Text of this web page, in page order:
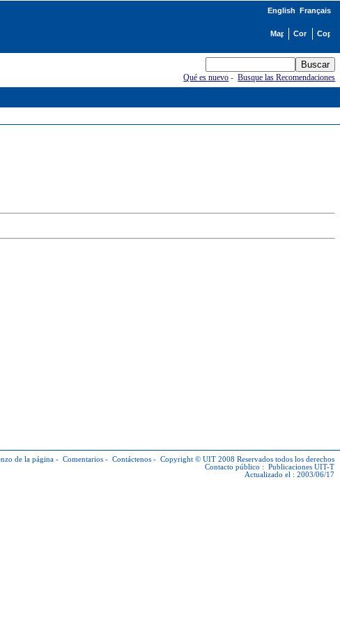
English Français
Qué es nuevo -Busque las Recomendaciones
de la página - Comentarios - Contáctenos - Copyright © UIT 2008 Reservados todos los derechos
Contacto público : Publicaciones UIT-T
Actualizado el : 2003/06/17